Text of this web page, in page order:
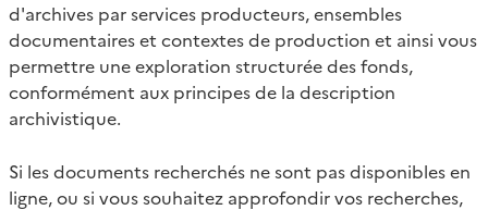
d'archives par services producteurs, ensembles
documentaires et contextes de production et ainsi vous
permettre une exploration structurée des fonds,
conformément aux principes de la description
archivistique.
Si les documents recherchés ne sont pas disponibles en
ligne, ou si vous souhaitez approfondir vos recherches,